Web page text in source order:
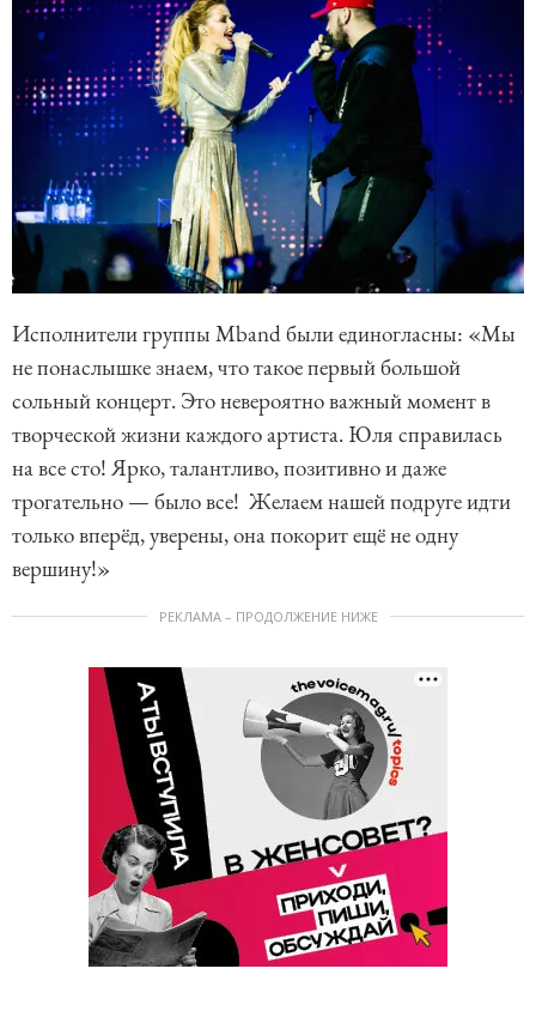
Исполнители группы Mband были единогласны: «Мы
не понаслышке знаем, что такое первый большой
сольный концерт. Это невероятно важный момент в
творческой жизни каждого артиста. Юля справилась
на все сто! Ярко, талантливо, позитивно и даже
трогательно — было все! Желаем нашей подруге идти
только вперёд, уверены, она покорит ещё не одну
вершину!»
РЕКЛАМА – ПРОДОЛЖЕНИЕ НИЖЕ